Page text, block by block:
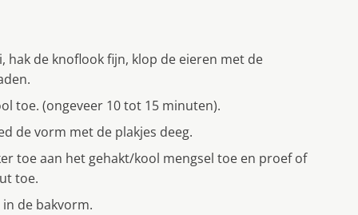
hak de knoflook fijn, klop de eieren met de
toe. (ongeveer 10 tot 15 minuten).
de vorm met de plakjes deeg.
toe aan het gehakt/kool mengsel toe en proef of
toe.
de bakvorm.